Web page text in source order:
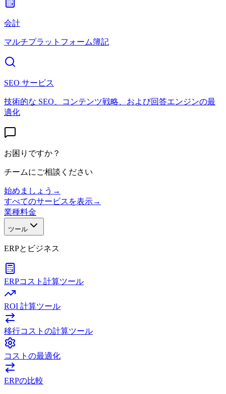
会計
マルチプラットフォーム簿記
SEO サービス
技術的な SEO、コンテンツ戦略、および回答エンジンの最
適化
お困りですか？
チームにご相談ください
始めましょう →
すべてのサービスを表示→
業種料金
ツール
ERPとビジネス
ERPコスト計算ツール
ROI 計算ツール
移行コストの計算ツール
コストの最適化
ERPの比較